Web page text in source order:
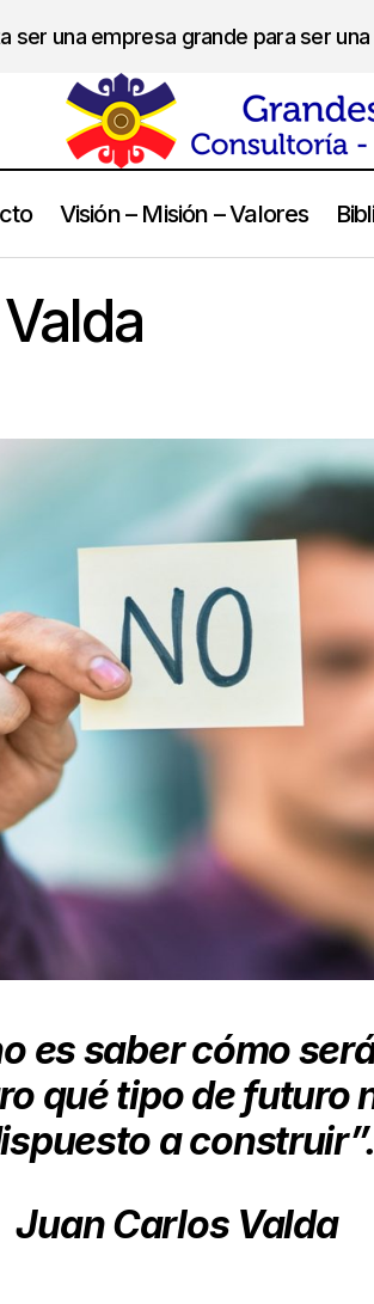
ser una empresa grande para ser una
Visión – Misión – Valores
es saber cómo
qué tipo de futuro
a construir”.
Juan Carlos Valda